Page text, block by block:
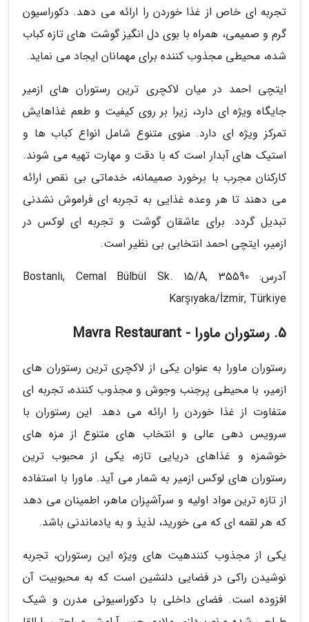
تجربه ای خاص از غذا خوردن را ارائه می دهد. دکوراسیون
گرم و صمیمی، همراه با بوی دل انگیز گوشت های تازه کباب
شده، محیطی مجذوب کننده برای مهمانان ایجاد می نماید.
ایتچی احمد در میان لاکچری ترین رستوران های ازمیر
جایگاه ویژه ای دارد، زیرا بر روی کیفیت و طعم غذاهایش
تمرکز ویژه ای دارد. منوی متنوع شامل انواع کباب ها و
استیک های آبدار است که با دقت و مهارت تهیه می شوند.
کارکنان مجرب با برخورد صمیمانه، خدماتی بی نقص ارائه
می دهند تا هر وعده غذایی به تجربه ای فراموش نشدنی
تبدیل گردد. برای عاشقان گوشت و تجربه ای لوکس در
ازمیر، ایتچی احمد انتخابی بی نظیر است.
آدرس: Bostanlı, Cemal Bülbül Sk. 15/A, 35590
Karşıyaka/İzmir, Türkiye
5. رستوران ماورا - Mavra Restaurant
رستوران ماورا به عنوان یکی از لاکچری ترین رستوران های
ازمیر، با محیطی پرجنب وجوش و مجذوب کننده، تجربه ای
متفاوت از غذا خوردن را ارائه می دهد. این رستوران با
سرویس دهی عالی و انتخاب های متنوع از مزه های
خوشمزه و غذاهای دریایی تازه، یکی از محبوب ترین
رستوران های لوکس ازمیر به شمار می آید. ماورا با استفاده
از تازه ترین مواد اولیه و سرآشپزان ماهر، اطمینان می دهد
که هر لقمه ای که می خورید، لذیذ و به یادماندنی باشد.
یکی از مجذوب کنندهیت های ویژه این رستوران، تجربه
نوشیدن راکی در فضایی دلنشین است که به محبوبیت آن
افزوده است. فضای داخلی با دکوراسیونی مدرن و شیک